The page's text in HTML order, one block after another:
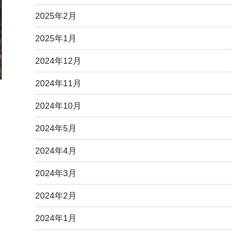
2025年2月
2025年1月
2024年12月
2024年11月
2024年10月
2024年5月
2024年4月
2024年3月
2024年2月
2024年1月